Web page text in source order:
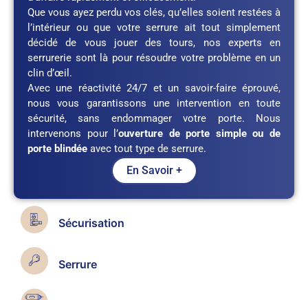
Que vous ayez perdu vos clés, qu’elles soient restées à
l’intérieur ou que votre serrure ait tout simplement
décidé de vous jouer des tours, nos experts en
serrurerie sont là pour résoudre votre problème en un
clin d’œil.
Avec une réactivité 24/7 et un savoir-faire éprouvé,
nous vous garantissons une intervention en toute
sécurité, sans endommager votre porte. Nous
intervenons pour l’ouverture de porte simple ou de
porte blindée avec tout type de serrure.
En Savoir +
Sécurisation
Serrure